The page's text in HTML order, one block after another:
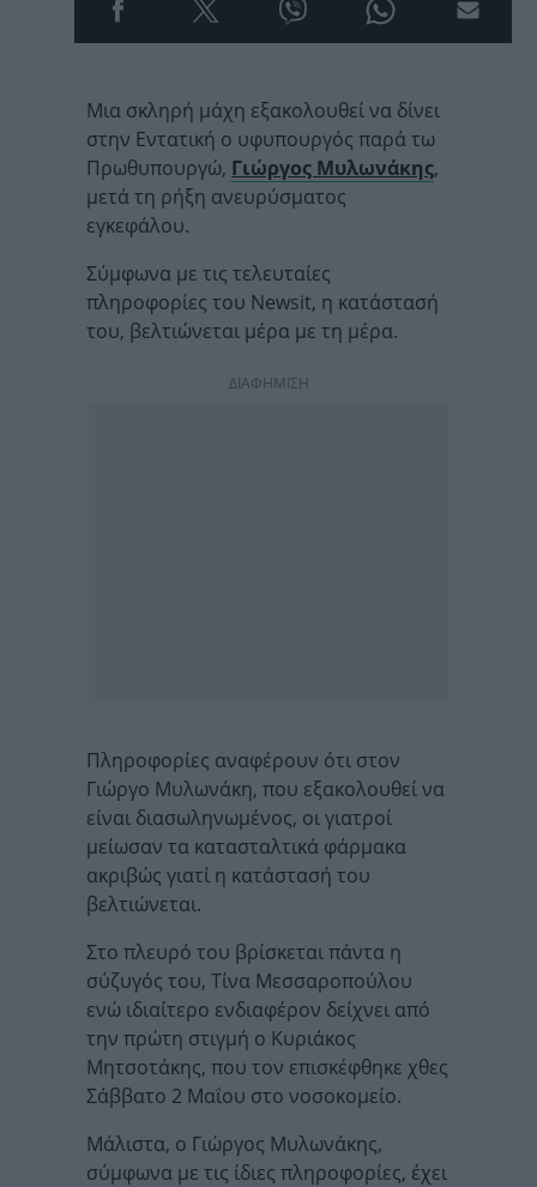
Μια σκληρή μάχη εξακολουθεί να δίνει
στην Εντατική ο υφυπουργός παρά τω
Πρωθυπουργώ, Γιώργος Μυλωνάκης,
μετά τη ρήξη ανευρύσματος
εγκεφάλου.
Σύμφωνα με τις τελευταίες
πληροφορίες του Newsit, η κατάστασή
του, βελτιώνεται μέρα με τη μέρα.
ΔΙΑΦΗΜΙΣΗ
Πληροφορίες αναφέρουν ότι στον
Γιώργο Μυλωνάκη, που εξακολουθεί να
είναι διασωληνωμένος, οι γιατροί
μείωσαν τα κατασταλτικά φάρμακα
ακριβώς γιατί η κατάστασή του
βελτιώνεται.
Στο πλευρό του βρίσκεται πάντα η
σύζυγός του, Τίνα Μεσσαροπούλου
ενώ ιδιαίτερο ενδιαφέρον δείχνει από
την πρώτη στιγμή ο Κυριάκος
Μητσοτάκης, που τον επισκέφθηκε χθες
Σάββατο 2 Μαΐου στο νοσοκομείο.
Μάλιστα, ο Γιώργος Μυλωνάκης,
σύμφωνα με τις ίδιες πληροφορίες, έχει